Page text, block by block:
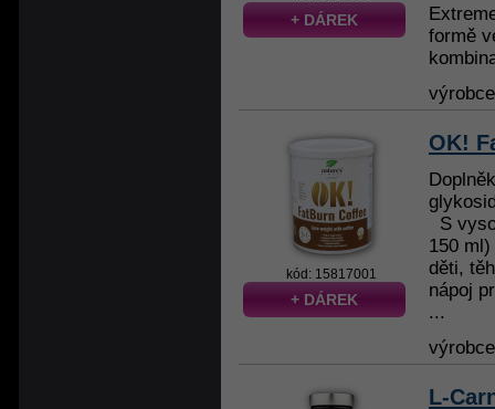
+ DÁREK
formě
kód: 15817001
+ DÁREK
OK!
S
150
děti,
nápoj
...
L-